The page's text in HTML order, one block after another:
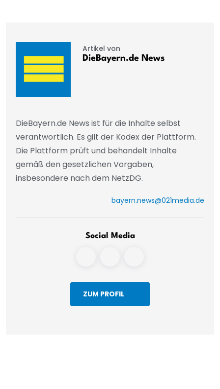
Artikel von
DieBayern.de News
DieBayern.de News ist für die Inhalte selbst
verantwortlich. Es gilt der Kodex der Plattform.
Die Plattform prüft und behandelt Inhalte
gemäß den gesetzlichen Vorgaben,
insbesondere nach dem NetzDG.
bayern.news@021media.de
Social Media
ZUM PROFIL